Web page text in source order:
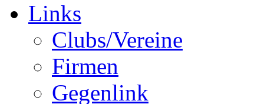
Links
Clubs/Vereine
Firmen
Gegenlink